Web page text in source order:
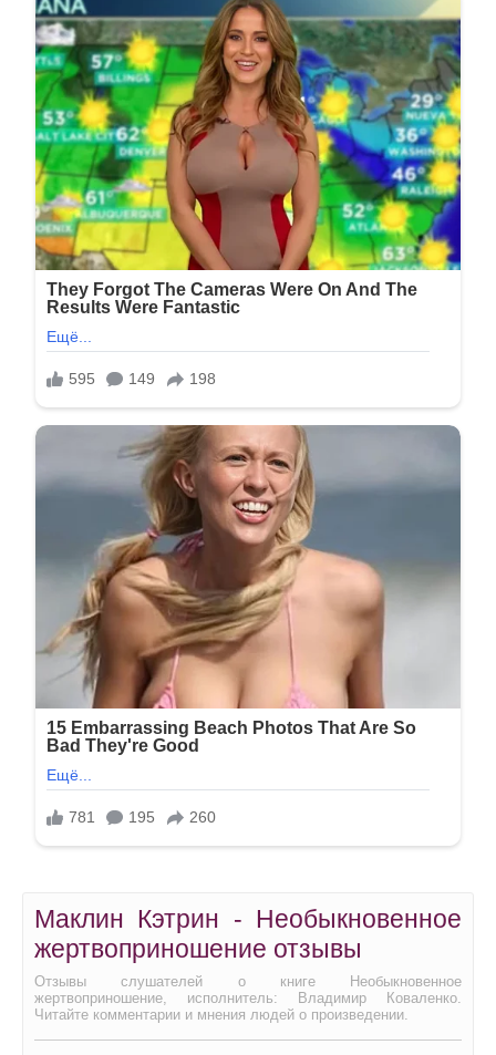
Маклин Кэтрин - Необыкновенное
жертвоприношение отзывы
Отзывы слушателей о книге Необыкновенное
жертвоприношение, исполнитель: Владимир Коваленко.
Читайте комментарии и мнения людей о произведении.